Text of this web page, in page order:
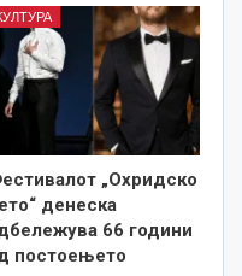
„Охридско
денеска
66 години
постоењето